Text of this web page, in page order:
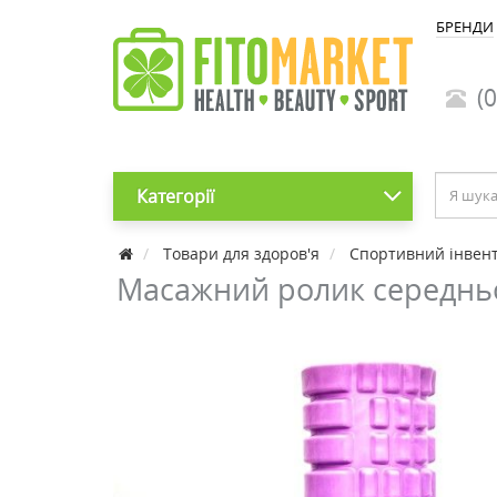
БРЕНДИ
Категорії
Товари для здоров'я Спортивний
Масажний ролик